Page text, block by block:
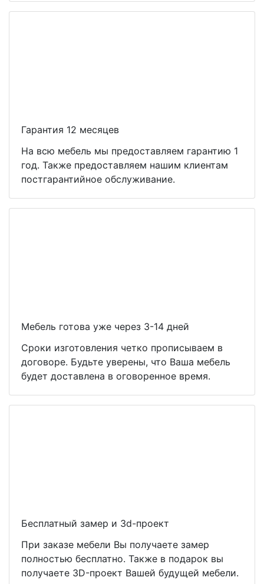
Гарантия 12 месяцев
На всю мебель мы предоставляем гарантию 1
год. Также предоставляем нашим клиентам
постгарантийное обслуживание.
Мебель готова уже через 3-14 дней
Сроки изготовления четко прописываем в
договоре. Будьте уверены, что Ваша мебель
будет доставлена в оговоренное время.
Бесплатный замер и 3d-проект
При заказе мебели Вы получаете замер
полностью бесплатно. Также в подарок вы
получаете 3D-проект Вашей будущей мебели.